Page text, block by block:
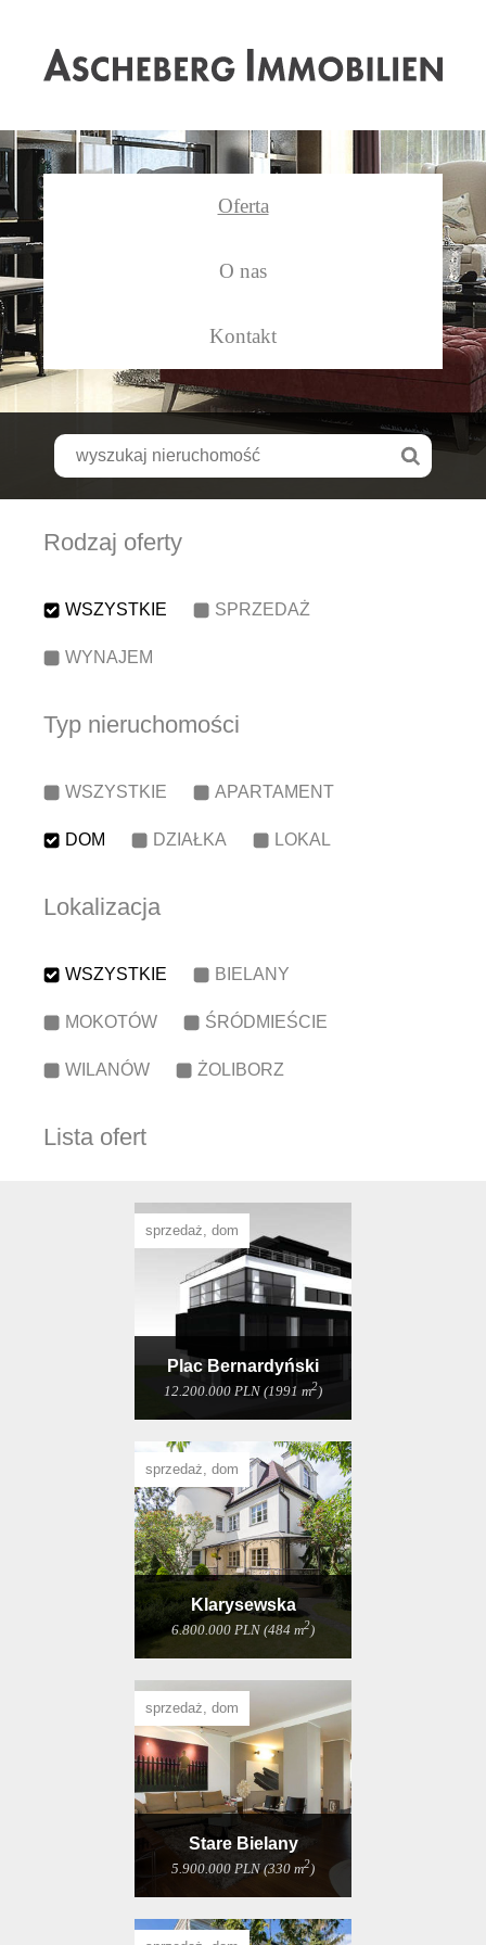
Oferta
O nas
Kontakt
Rodzaj oferty
WSZYSTKIE SPRZEDAŻ
WYNAJEM
Typ nieruchomości
WSZYSTKIE APARTAMENT
DOM DZIAŁKA LOKAL
Lokalizacja
WSZYSTKIE BIELANY
MOKOTÓW ŚRÓDMIEŚCIE
WILANÓW ŻOLIBORZ
Lista ofert
sprzedaż, dom
Plac Bernardyński
12.200.000 PLN (1991 m2)
sprzedaż, dom
Klarysewska
6.800.000 PLN (484 m2)
sprzedaż, dom
Stare Bielany
5.900.000 PLN (330 m2)